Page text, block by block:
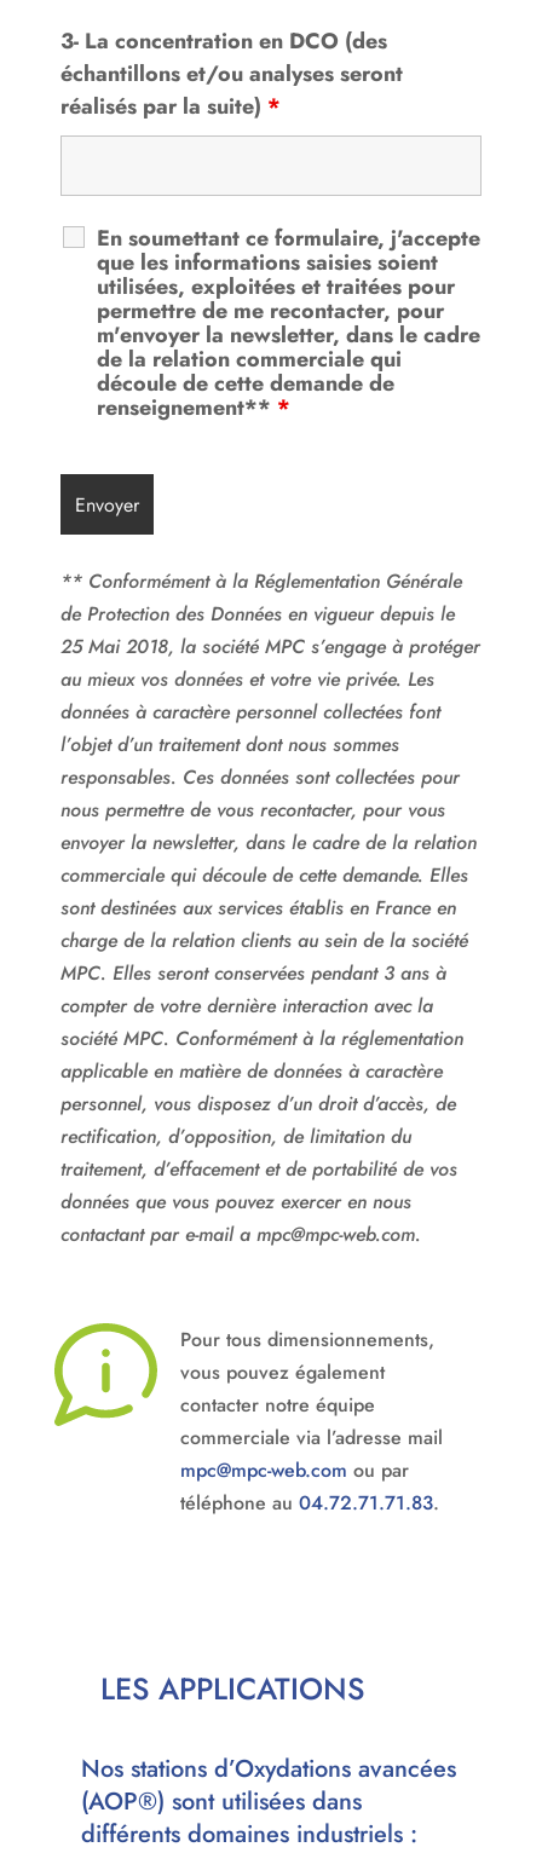
3- La concentration en DCO (des
échantillons et/ou analyses seront
réalisés par la suite) *
En soumettant ce formulaire, j'accepte
que les informations saisies soient
utilisées, exploitées et traitées pour
permettre de me recontacter, pour
m'envoyer la newsletter, dans le cadre
de la relation commerciale qui
découle de cette demande de
renseignement** *
** Conformément à la Réglementation Générale
de Protection des Données en vigueur depuis le
25 Mai 2018, la société MPC s’engage à protéger
au mieux vos données et votre vie privée. Les
données à caractère personnel collectées font
l’objet d’un traitement dont nous sommes
responsables. Ces données sont collectées pour
nous permettre de vous recontacter, pour vous
envoyer la newsletter, dans le cadre de la relation
commerciale qui découle de cette demande. Elles
sont destinées aux services établis en France en
charge de la relation clients au sein de la société
MPC. Elles seront conservées pendant 3 ans à
compter de votre dernière interaction avec la
société MPC. Conformément à la réglementation
applicable en matière de données à caractère
personnel, vous disposez d’un droit d’accès, de
rectification, d’opposition, de limitation du
traitement, d’effacement et de portabilité de vos
données que vous pouvez exercer en nous
contactant par e-mail a mpc@mpc-web.com.
Pour tous dimensionnements,
vous pouvez également
contacter notre équipe
commerciale via l’adresse mail
mpc@mpc-web.com ou par
téléphone au 04.72.71.71.83.
LES APPLICATIONS
Nos stations d’Oxydations avancées
(AOP®) sont utilisées dans
différents domaines industriels :